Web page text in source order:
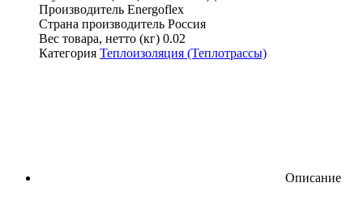
Производитель Energoflex
Страна производитель Россия
Вес товара, нетто (кг) 0.02
Категория Теплоизоляция (Теплотрассы)
Описание